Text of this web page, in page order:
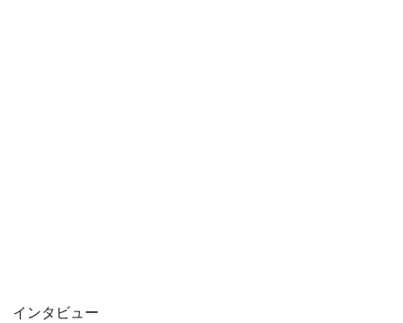
インタビュー